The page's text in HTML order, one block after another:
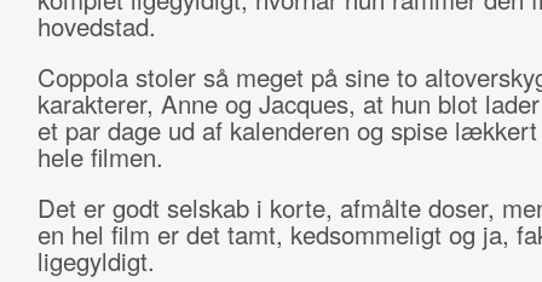
hovedstad.
Coppola stoler så meget på sine to
karakterer, Anne og Jacques, at hun blot
et par dage ud af kalenderen og spise
hele filmen.
Det er godt selskab i korte, afmålte doser,
en hel film er det tamt, kedsommeligt og ja,
ligegyldigt.